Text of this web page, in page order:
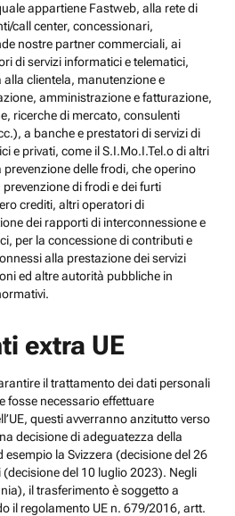
appartiene Fastweb, alla rete di
call center, concessionari,
nostre partner commerciali, ai
di servizi informatici e telematici,
clientela, manutenzione e
amministrazione e fatturazione,
ricerche di mercato, consulenti
a banche e prestatori di servizi di
e privati, come il S.I.Mo.I.Tel.o di altri
delle frodi, che operino
di frodi e dei furti
crediti, altri operatori di
dei rapporti di interconnessione e
per la concessione di contributi e
alla prestazione dei servizi
ed altre autorità pubbliche in
extra UE
il trattamento dei dati personali
fosse necessario effettuare
questi avverranno anzitutto verso
decisione di adeguatezza della
esempio la Svizzera (decisione del 26
del 10 luglio 2023). Negli
il trasferimento è soggetto a
il regolamento UE n. 679/2016, artt.